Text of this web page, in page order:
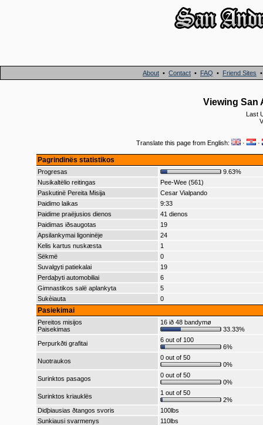
About • Contact • FAQ • Friend Sites
Viewing San
Last
Translate this page from English: · ·
Pagrindinës statistikos
Progresas
9.63%
Nusikaltëlio reitingas
Pee-Wee (561)
Paskutinë Pereita Misija
Cesar Vialpando
Þaidimo laikas
9:33
Þaidime praëjusios dienos
41 dienos
Þaidimas iðsaugotas
19
Apsilankymai ligoninëje
24
Kelis kartus nuskæsta
1
Sëkmë
0
Suvalgyti patiekalai
19
Perdaþyti automobiliai
6
Gimnastikos salë aplankyta
5
Sukèiauta
0
Pasiekimai
Pereitos misijos
Paisekimas
16 ið 48 bandymø
33.33%
Perpurkðti grafitai
6 out of 100
6%
Nuotraukos
0 out of 50
0%
Surinktos pasagos
0 out of 50
0%
Surinktos kriauklës
1 out of 50
2%
Didþiausias ðtangos svoris
100lbs
Sunkiausi svarmenys
110lbs